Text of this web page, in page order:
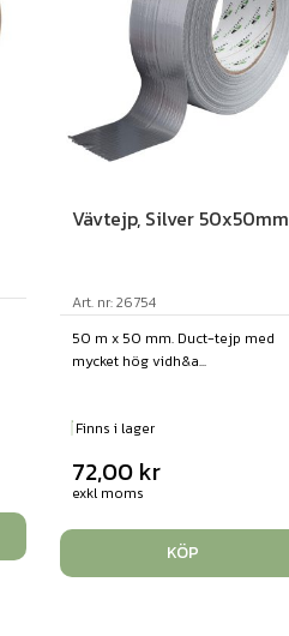
Vävtejp, Silver 50x50mm
Art. nr: 26754
50 m x 50 mm. Duct-tejp med
mycket hög vidh&a...
Finns i lager
72,00 kr
exkl moms
KÖP